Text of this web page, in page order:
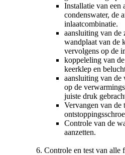
Installatie van een
condenswater, de
inlaatcombinatie.
aansluiting van de
wandplaat van de
vervolgens op de
koppeleling van
keerklep en
aansluiting van de
op de
juiste druk
Vervangen van
Controle van de
aanzetten.
Controle en test van alle